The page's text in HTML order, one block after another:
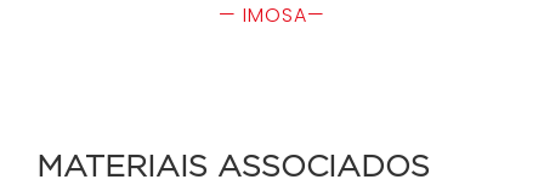
— IMOSA—
MATERIAIS ASSOCIADOS